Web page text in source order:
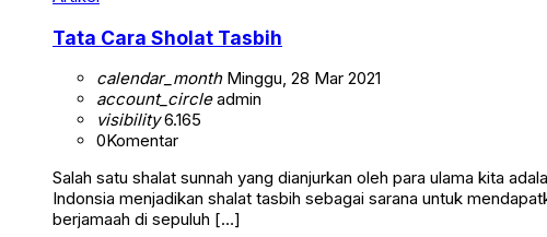
Tata Cara Sholat Tasbih
calendar_monthMinggu, 28 Mar 2021
account_circleadmin
visibility6.165
0Komentar
Salah satu shalat sunnah yang dianjurkan oleh para ulama kita
Indonsia menjadikan shalat tasbih sebagai sarana untuk
berjamaah di sepuluh […]